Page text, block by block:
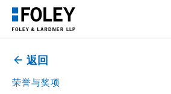
返回
荣誉与奖项